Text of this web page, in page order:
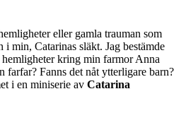
eller gamla trauman som
i min, Catarinas släkt. Jag bestämde
kring min farmor Anna
farfar? Fanns det nåt ytterligare barn?
i en miniserie av Catarina